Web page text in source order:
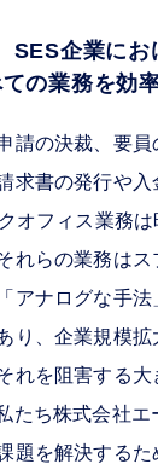
SES企業にお
の業務を効
請の決裁、要
求書の発行や
オフィス業務
れらの業務は
アナログな手
り、企業規模
れを阻害する大
たち株式会社エ
題を解決する